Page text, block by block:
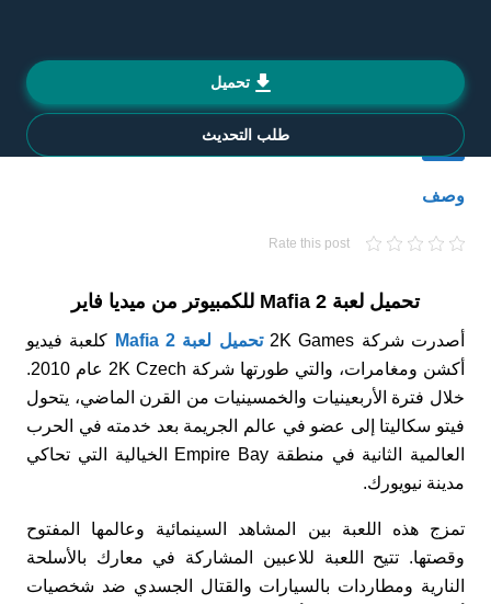
تحميل
طلب التحديث
وصف
Rate this post
تحميل لعبة Mafia 2 للكمبيوتر من ميديا فاير
أصدرت شركة 2K Games تحميل لعبة Mafia 2
كلعبة فيديو
أكشن ومغامرات، والتي طورتها شركة 2K Czech عام 2010.
خلال فترة الأربعينيات والخمسينيات من القرن الماضي، يتحول
فيتو سكاليتا إلى عضو في عالم الجريمة بعد خدمته في الحرب
العالمية الثانية في منطقة Empire Bay الخيالية التي تحاكي
مدينة نيويورك.
تمزج هذه اللعبة بين المشاهد السينمائية وعالمها المفتوح
وقصتها. تتيح اللعبة للاعبين المشاركة في معارك بالأسلحة
النارية ومطاردات بالسيارات والقتال الجسدي ضد شخصيات